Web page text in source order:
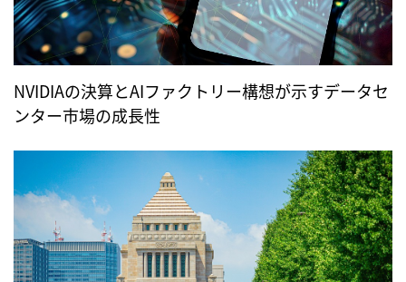
NVIDIAの決算とAIファクトリー構想が示すデータセ
ンター市場の成長性